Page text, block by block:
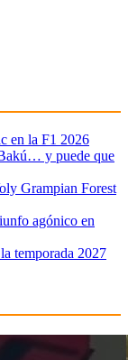
en la F1 2026
y puede que
Grampian Forest
agónico en
temporada 2027